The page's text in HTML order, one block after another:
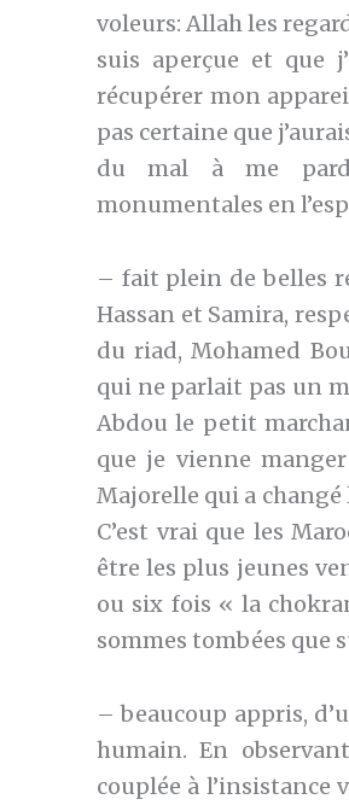
voleurs: Allah les
suis aperçue et que
récupérer mon
pas certaine que
du mal à me
monumentales en
– fait plein de belles
Hassan et Samira,
du riad, Mohamed
qui ne parlait pas un
Abdou le petit
que je vienne
Majorelle qui a changé
C’est vrai que les
être les plus jeunes
ou six fois « la
sommes tombées que
– beaucoup appris,
humain. En
couplée à